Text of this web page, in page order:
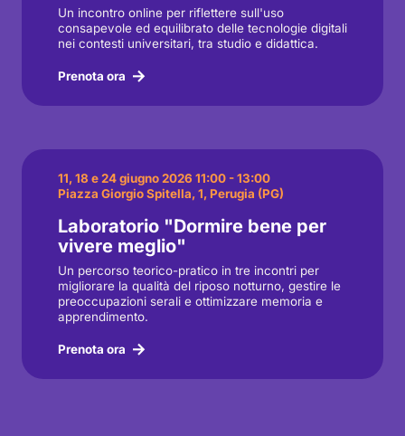
Un incontro online per riflettere sull'uso
consapevole ed equilibrato delle tecnologie digitali
nei contesti universitari, tra studio e didattica.
Prenota ora
11, 18 e 24 giugno 2026 11:00 - 13:00
Piazza Giorgio Spitella, 1, Perugia (PG)
Laboratorio "Dormire bene per
vivere meglio"
Un percorso teorico-pratico in tre incontri per
migliorare la qualità del riposo notturno, gestire le
preoccupazioni serali e ottimizzare memoria e
apprendimento.
Prenota ora